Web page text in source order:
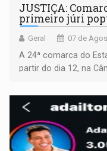
JUSTIÇA:
primeiro júri
Geral 07 de
A 24ª comarca do
partir do dia 12, na